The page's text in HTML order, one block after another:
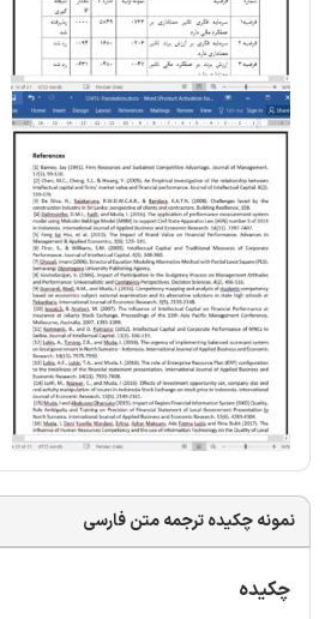
نمونه چکیده ترجمه متن فارسی
چکیده